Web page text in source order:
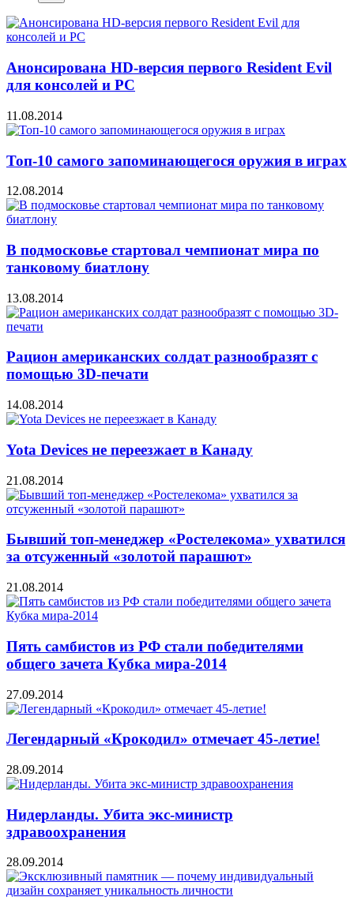
Анонсирована HD-версия первого Resident Evil
для консолей и PC
11.08.2014
Топ-10 самого запоминающегося оружия в играх
12.08.2014
В подмосковье стартовал чемпионат мира по
танковому биатлону
13.08.2014
Рацион американских солдат разнообразят с
помощью 3D-печати
14.08.2014
Yota Devices не переезжает в Канаду
21.08.2014
Бывший топ-менеджер «Ростелекома» ухватился
за отсуженный «золотой парашют»
21.08.2014
Пять самбистов из РФ стали победителями
общего зачета Кубка мира-2014
27.09.2014
Легендарный «Крокодил» отмечает 45-летие!
28.09.2014
Нидерланды. Убита экс-министр
здравоохранения
28.09.2014